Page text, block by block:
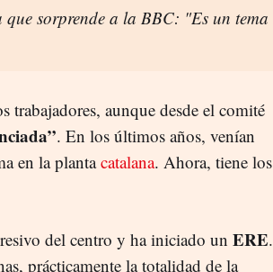
sorprende a la BBC: "Es un tema
aunque desde el comité
. En los últimos años, venían
en la plantacatalana. Ahora, tiene los
del centro y ha iniciado un ERE.
prácticamente la totalidad de la